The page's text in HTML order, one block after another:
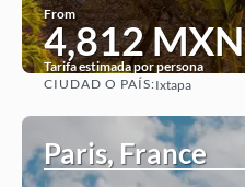
From
4,812 MXN
Tarifa estimada por persona
See
CIUDAD O PAÍS:Ixtapa
Paris, France